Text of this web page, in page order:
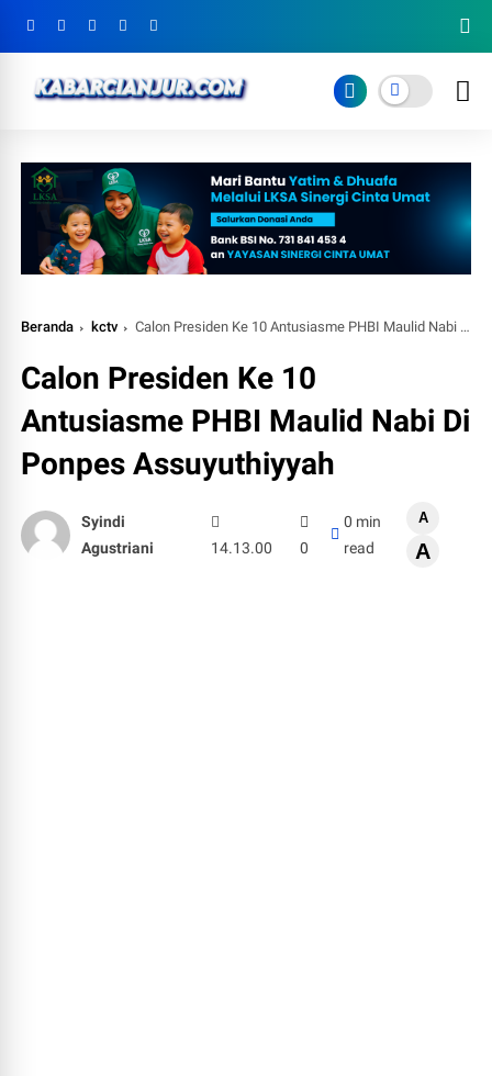
Beranda kctv Calon Presiden Ke 10 Antusiasme PHBI Maulid Nabi Di Ponpes Assuyuthiyyah
Calon Presiden Ke 10
Antusiasme PHBI Maulid Nabi Di
Ponpes Assuyuthiyyah
Syindi
Agustriani
14.13.00 0
0 min
read
A
A